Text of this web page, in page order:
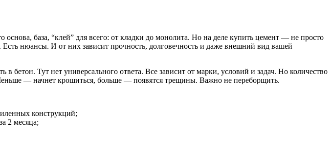
основа, база, “клей” для всего: от кладки до монолита. Но на деле купить цемент — не просто
нюансы. И от них зависит прочность, долговечность и даже внешний вид вашей
бетон. Тут нет универсального ответа. Все зависит от марки, условий и задач. Но количество
— начнет крошиться, больше — появятся трещины. Важно не переборщить.
конструкций;
2 месяца;